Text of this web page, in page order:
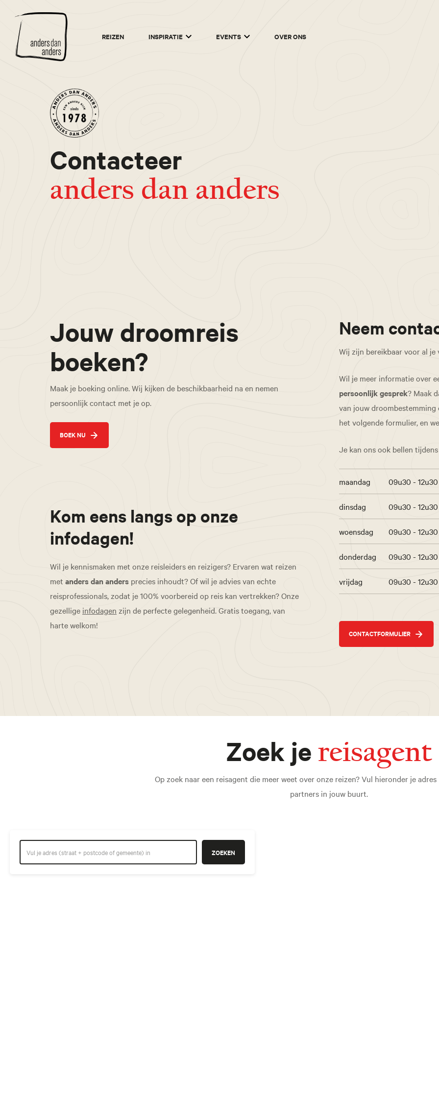
Anders
dan
Anders
REIZEN INSPIRATIE EVENTS OVER ONS
Contacteer
anders dan anders
Jouw droomreis
boeken?
Maak je boeking online. Wij kijken de beschikbaarheid na en nemen
persoonlijk contact met je op.
BOEK NU
Kom eens langs op onze
infodagen!
Wil je kennismaken met onze reisleiders en reizigers? Ervaren wat reizen
met anders dan anders precies inhoudt? Of wil je advies van echte
reisprofessionals, zodat je 100% voorbereid op reis kan vertrekken? Onze
gezellige infodagen zijn de perfecte gelegenheid. Gratis toegang, van
harte welkom!
Neem
Wij zijn bereikbaar voor al je
Wil je meer informatie over
persoonlijk gesprek? Maak
van jouw droombestemming
het volgende formulier, en
Je kan ons ook bellen
maandag 09u30 -
dinsdag 09u30 -
woensdag 09u30 -
donderdag 09u30 -
vrijdag 09u30 -
CONTACTFORMULIER
Zoek je reisagent
Op zoek naar een reisagent die meer weet over onze reizen? Vul hieronder je
partners in jouw buurt.